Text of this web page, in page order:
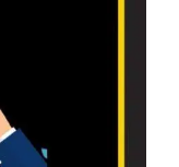
Part: 02